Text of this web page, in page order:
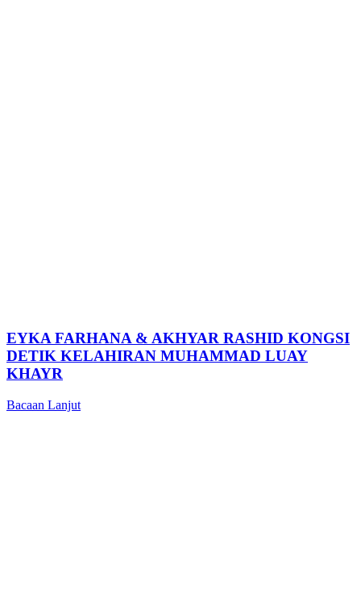
EYKA FARHANA & AKHYAR RASHID KONGSI
DETIK KELAHIRAN MUHAMMAD LUAY
KHAYR
Bacaan Lanjut